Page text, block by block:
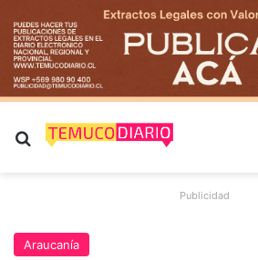
Buscar por
Publicidad
Araucanía